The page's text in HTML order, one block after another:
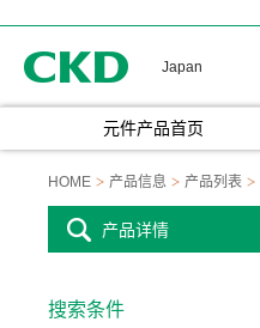
Japan
元件产品首页
HOME 产品信息 产品列表
产品详情
搜索条件